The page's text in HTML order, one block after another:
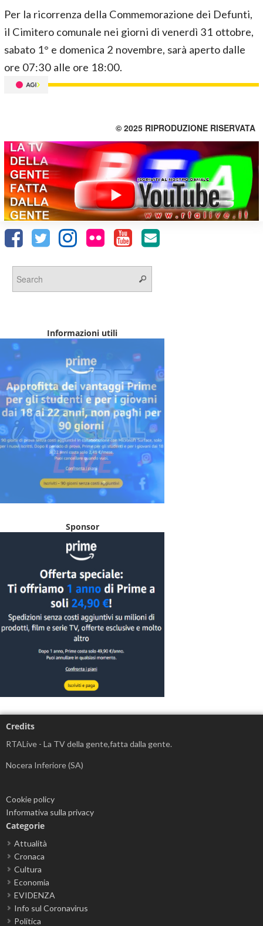
Per la ricorrenza della Commemorazione dei Defunti,
il Cimitero comunale nei giorni di venerdì 31 ottobre,
sabato 1° e domenica 2 novembre, sarà aperto dalle
ore 07:30 alle ore 18:00.
© 2025 RIPRODUZIONE RISERVATA
Informazioni utili
Sponsor
Credits
RTALive - La TV della gente,fatta dalla gente.
Nocera Inferiore (SA)
Cookie policy
Informativa sulla privacy
Categorie
Attualità
Cronaca
Cultura
Economia
EVIDENZA
Info sul Coronavirus
Politica